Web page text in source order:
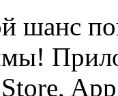
шанс